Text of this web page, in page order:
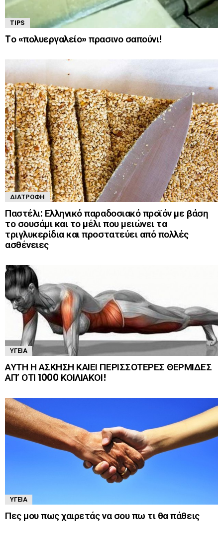
TIPS
Tο «πολυεργαλείο» πρασινο σαπούνι!
ΔΙΑΤΡΟΦΉ
Παστέλι: Ελληνικό παραδοσιακό προϊόν με βάση
το σουσάμι και το μέλι που μειώνει τα
τριγλυκερίδια και προστατεύει από πολλές
ασθένειες
ΥΓΕΊΑ
ΑΥΤΗ Η ΑΣΚΗΣΗ ΚΑΙΕΙ ΠΕΡΙΣΣΟΤΕΡΕΣ ΘΕΡΜΙΔΕΣ
ΑΠ’ ΟΤΙ 1000 ΚΟΙΛΙΑΚΟΙ!
ΥΓΕΊΑ
Πες μου πως χαιρετάς να σου πω τι θα πάθεις